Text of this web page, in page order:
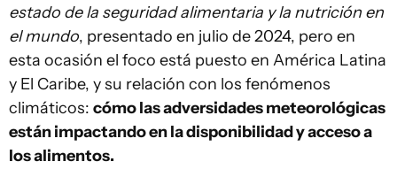
estado de la seguridad alimentaria y la nutrición en
el mundo, presentado en julio de 2024, pero en
esta ocasión el foco está puesto en América Latina
y El Caribe, y su relación con los fenómenos
climáticos: cómo las adversidades meteorológicas
están impactando en la disponibilidad y acceso a
los alimentos.